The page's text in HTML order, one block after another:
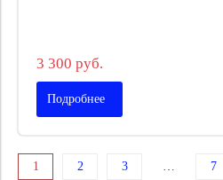
3 300 руб.
Подробнее
1 2 3 7